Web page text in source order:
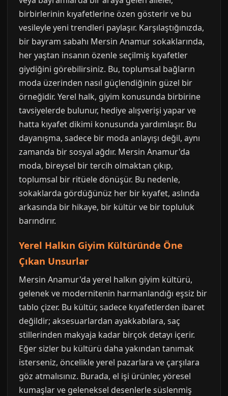
birbirlerinin kıyafetlerine özen gösterir ve bu
vesileyle yeni trendleri paylaşır. Karşılaştığınızda,
bir bayram sabahı Mersin Anamur sokaklarında,
her yaştan insanın özenle seçilmiş kıyafetler
giydiğini görebilirsiniz. Bu, toplumsal bağların
moda üzerinden nasıl güçlendiğinin güzel bir
örneğidir. Yerel halk, giyim konusunda birbirine
tavsiyelerde bulunur, hediye alışverişi yapar ve
hatta kıyafet dikimi konusunda yardımlaşır. Bu
dayanışma, sadece bir moda anlayışı değil, aynı
zamanda bir sosyal ağdır. Mersin Anamur'da
moda, bireysel bir tercih olmaktan çıkıp,
toplumsal bir ritüele dönüşür. Bu nedenle,
sokaklarda gördüğünüz her bir kıyafet, aslında
arkasında bir hikaye, bir kültür ve bir topluluk
barındırır.
Yerel Halkın Giyim Kültüründe Öne
Çıkan Unsurlar
Mersin Anamur'da yerel halkın giyim kültürü,
gelenek ve modernitenin harmanlandığı eşsiz bir
tablo çizer. Bu kültür, sadece kıyafetlerden ibaret
değildir; aksesuarlardan ayakkabılara, saç
stillerinden makyaja kadar birçok detayı içerir.
Eğer sizler bu kültürü daha yakından tanımak
isterseniz, öncelikle yerel pazarlara ve çarşılara
göz atmalısınız. Burada, el işi ürünler, yöresel
kumaşlar ve geleneksel desenlerle süslenmiş